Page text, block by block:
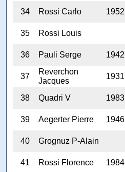
34 Rossi Carlo 1952
35
Rossi Louis
36
Pauli Serge 1942
37
Reverchon
Jacques
1931
38
Quadri V 1983
39 Aegerter Pierre 1946
40
Grognuz P-Alain
41
Rossi Florence 1984